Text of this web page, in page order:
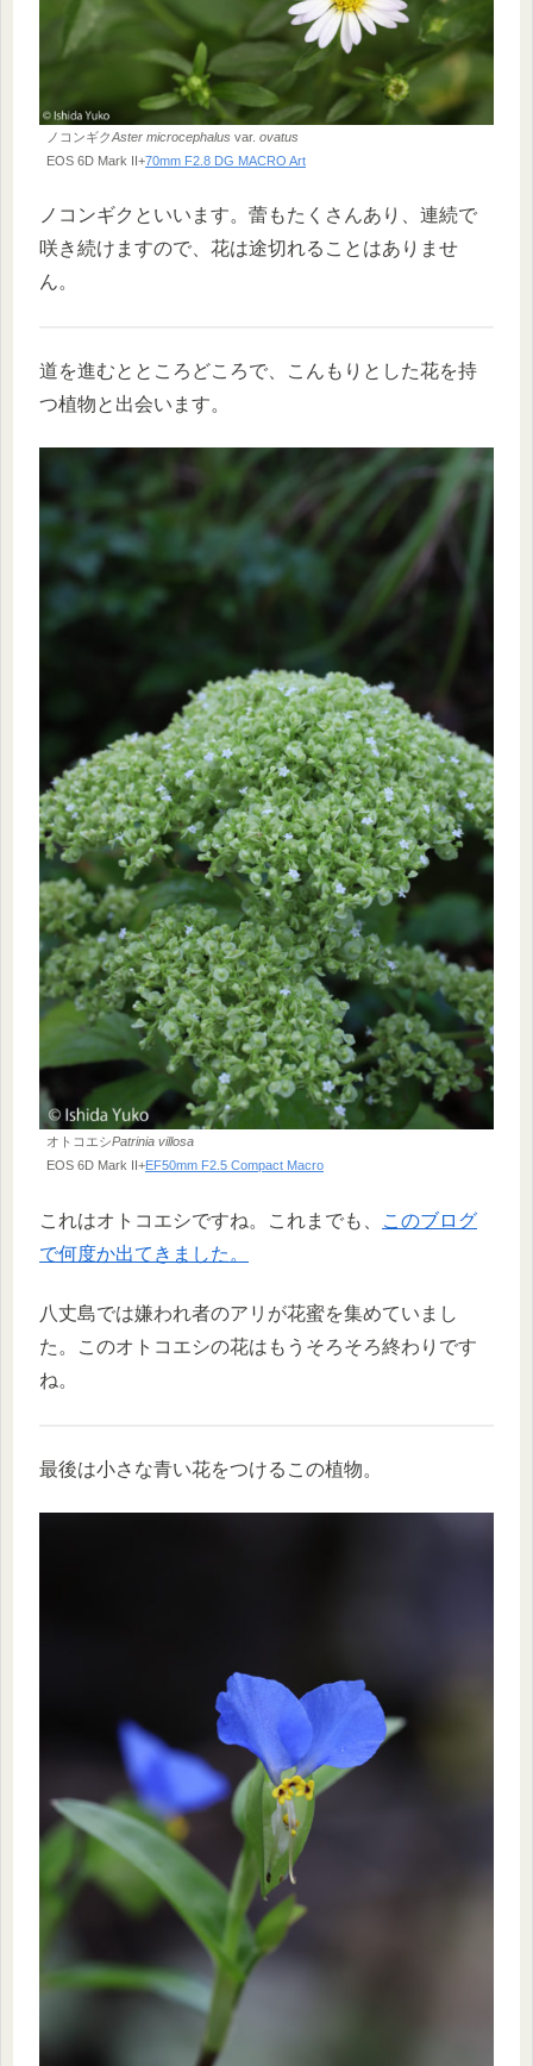
ノコンギクAster microcephalus var. ovatus
EOS 6D Mark II+70mm F2.8 DG MACRO Art
ノコンギクといいます。蕾もたくさんあり、連続で
咲き続けますので、花は途切れることはありませ
ん。
道を進むとところどころで、こんもりとした花を持
つ植物と出会います。
オトコエシPatrinia villosa
EOS 6D Mark II+EF50mm F2.5 Compact Macro
これはオトコエシですね。これまでも、
このブログ
で何度か出てきました。
八丈島では嫌われ者のアリが花蜜を集めていまし
た。このオトコエシの花はもうそろそろ終わりです
ね。
最後は小さな青い花をつけるこの植物。